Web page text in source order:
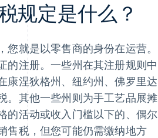
规定是什么？
就是以零售商的身份在运营。
的注册。一些州在其注册规则中
康涅狄格州、纽约州、佛罗里达
。其他一些州则为手工艺品展摊
的活动或收入门槛以下的、偶尔
售税，但您可能仍需缴纳地方